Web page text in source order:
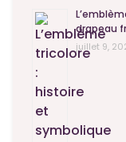
drapeau
juillet 9,